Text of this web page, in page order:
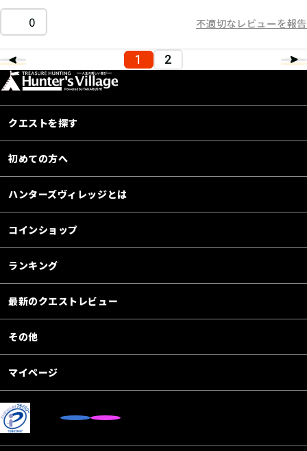
0 不適切なレビューを報告
1 2
クエストを探す
初めての方へ
ハンターズヴィレッジとは
コインショップ
ランキング
最新のクエストレビュー
その他
マイページ